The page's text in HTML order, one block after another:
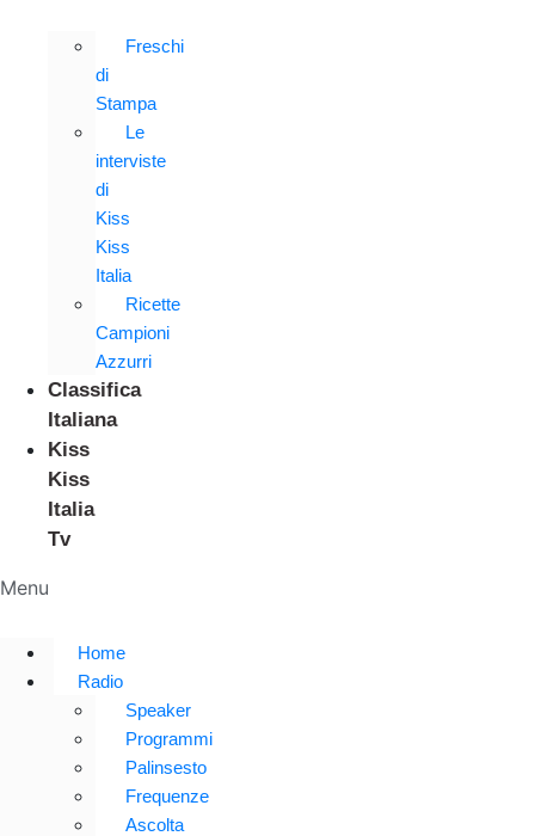
Freschi
di
Stampa
Le
interviste
di
Kiss
Kiss
Italia
Ricette
Campioni
Azzurri
Classifica
Italiana
Kiss
Kiss
Italia
Tv
Menu
Home
Radio
Speaker
Programmi
Palinsesto
Frequenze
Ascolta